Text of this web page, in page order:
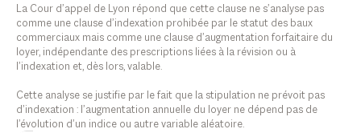
La Cour d’appel de Lyon répond que cette clause ne s’analyse pas
comme une clause d’indexation prohibée par le statut des baux
commerciaux mais comme une clause d’augmentation forfaitaire du
loyer, indépendante des prescriptions liées à la révision ou à
l’indexation et, dès lors, valable.
Cette analyse se justifie par le fait que la stipulation ne prévoit pas
d’indexation : l’augmentation annuelle du loyer ne dépend pas de
l’évolution d’un indice ou autre variable aléatoire.